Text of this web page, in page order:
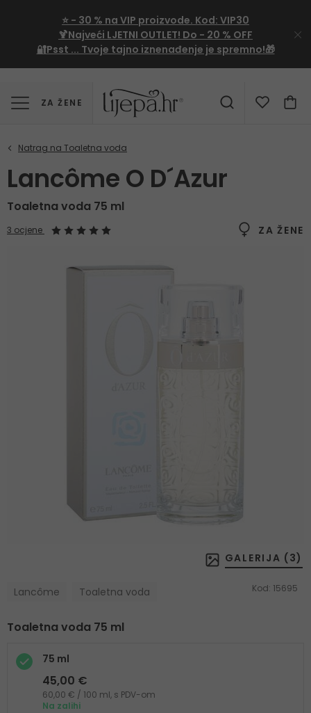
⭐ - 30 % na VIP proizvode. Kod: VIP30
🍹Najveći LJETNI OUTLET! Do - 20 % OFF
🔐Psst ... Tvoje tajno iznenađenje je spremno!🎁
ZA ŽENE
Lancôme O D´Azur
Toaletna voda 75 ml
ZA ŽENE
3 ocjene
GALERIJA ( 3)
Lancôme Toaletna voda Kod: 15695
Toaletna voda 75 ml
75 ml
45,00 €
60,00 € / 100 ml, s PDV-om
Na zalihi